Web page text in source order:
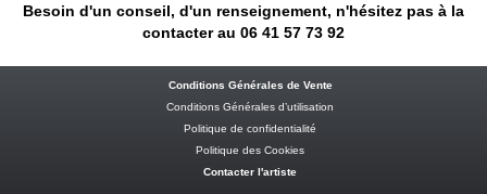
Besoin d'un conseil, d'un renseignement, n'hésitez pas à la
contacter au 06 41 57 73 92
Conditions Générales de Vente
Conditions Générales d’utilisation
Politique de confidentialité
Politique des Cookies
Contacter l'artiste